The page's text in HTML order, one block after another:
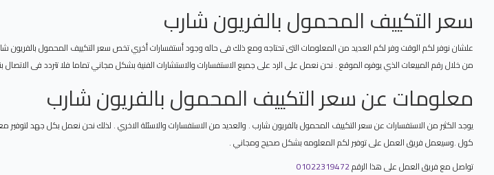
سعر التكييف المحمول بالفريون شارب
علشان نوفر لكم الوقت وفر لكم العديد من المعلومات التى تحتاجه ومع ذلك فى حاله وجود أستفسارات أخري تخص سعر التكييف المحمول بالفريون
من خلال رقم المبيعات الذي يوفره الموقع . نحن نعمل على الرد على جميع الاستفسارات والاستشارات الفنية بشكل مجاني تماما فلا تتردد فى الاتصال
معلومات عن سعر التكييف المحمول بالفريون شارب
يوجد الكثير من الاستفسارات عن سعر التكييف المحمول بالفريون شارب . والعديد من الاستفسارات والاسئلة الاخري . لذلك نحن نعمل بكل جهد
كول .وسيعمل فريق العمل على توفير لكم المعلومه بشكل صحيح ومجاني .
تواصل مع فريق العمل على هذا الرقم01022319472